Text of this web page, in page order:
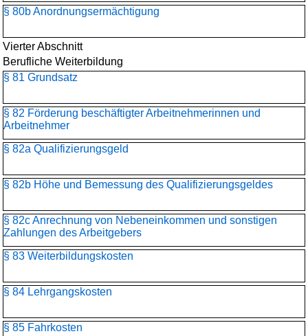
§ 80b Anordnungsermächtigung
Vierter Abschnitt
Berufliche Weiterbildung
§ 81 Grundsatz
§ 82 Förderung beschäftigter Arbeitnehmerinnen und
Arbeitnehmer
§ 82a Qualifizierungsgeld
§ 82b Höhe und Bemessung des Qualifizierungsgeldes
§ 82c Anrechnung von Nebeneinkommen und sonstigen
Zahlungen des Arbeitgebers
§ 83 Weiterbildungskosten
§ 84 Lehrgangskosten
§ 85 Fahrkosten